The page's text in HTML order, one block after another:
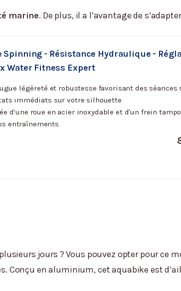
marine. De plus, il a l’avantage de
- Résistance Hydraulique -
Water Fitness Expert
légèreté et robustesse favorisant des
immédiats sur votre silhouette
d’une roue en acier inoxydable et d'un frein
entraînements
jours ? Vous pouvez opter pour ce
Conçu en aluminium, cet aquabike est